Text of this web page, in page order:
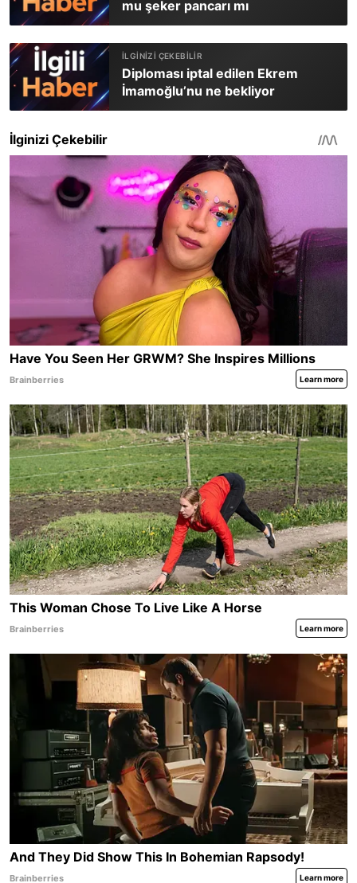
mu şeker pancarı mı
Diploması iptal edilen Ekrem
İmamoğlu’nu ne bekliyor